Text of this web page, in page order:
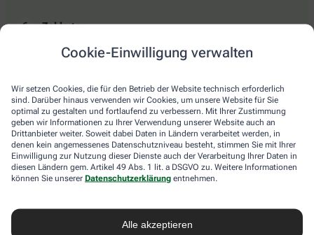
Cookie-Einwilligung verwalten
Wir setzen Cookies, die für den Betrieb der Website technisch erforderlich
sind. Darüber hinaus verwenden wir Cookies, um unsere Website für Sie
optimal zu gestalten und fortlaufend zu verbessern. Mit Ihrer Zustimmung
geben wir Informationen zu Ihrer Verwendung unserer Website auch an
Drittanbieter weiter. Soweit dabei Daten in Ländern verarbeitet werden, in
denen kein angemessenes Datenschutzniveau besteht, stimmen Sie mit Ihrer
Einwilligung zur Nutzung dieser Dienste auch der Verarbeitung Ihrer Daten in
diesen Ländern gem. Artikel 49 Abs. 1 lit. a DSGVO zu. Weitere Informationen
können Sie unserer Datenschutzerklärung entnehmen.
Alle akzeptieren
Zahlarten
Bar oder mit einer anderen akzeptierten Zahlungsart Ihrer Apotheke vor Ort.
Lieferarten
Abholung in der Apotheke
Botendienstlieferung
apotheke.com Informationen